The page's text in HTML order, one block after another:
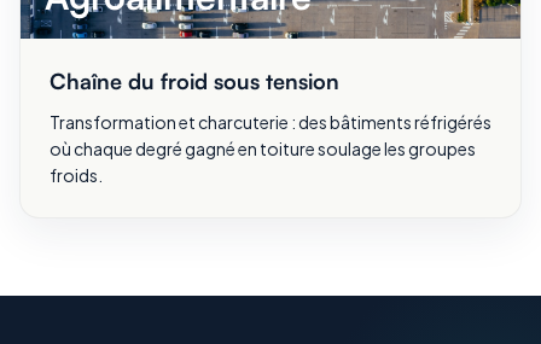
Chaîne du froid sous tension
Transformation et charcuterie : des bâtiments réfrigérés
où chaque degré gagné en toiture soulage les groupes
froids.